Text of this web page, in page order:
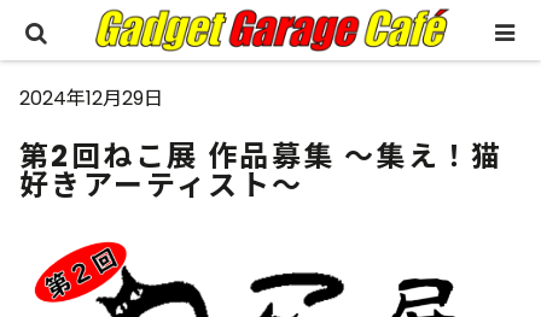
2024年12月29日
第2回ねこ展 作品募集 ～集え！猫
好きアーティスト～